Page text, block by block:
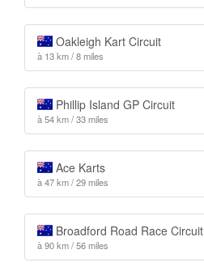
Oakleigh Kart Circuit
à 13 km / 8 miles
Phillip Island GP Circuit
à 54 km / 33 miles
Ace Karts
à 47 km / 29 miles
Broadford Road Race Circuit
à 90 km / 56 miles